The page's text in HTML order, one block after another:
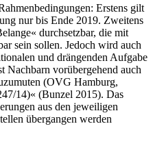
Erstens gilt
nur bis Ende 2019. Zweitens
durchsetzbar, die mit
sein sollen. Jedoch wird auch
und drängenden Aufgabe
Nachbarn vorübergehend auch
(OVG Hamburg,
14)« (Bunzel 2015). Das
aus den jeweiligen
übergangen werden